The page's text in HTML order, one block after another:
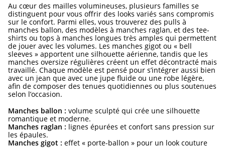
Au cœur des mailles volumineuses, plusieurs familles se
distinguent pour vous offrir des looks variés sans compromis
sur le confort. Parmi elles, vous trouverez des pulls à
manches ballon, des modèles à manches raglan, et des tee-
shirts ou tops à manches longues très amples qui permettent
de jouer avec les volumes. Les manches gigot ou « bell
sleeves » apportent une silhouette aérienne, tandis que les
manches oversize régulières créent un effet décontracté mais
travaillé. Chaque modèle est pensé pour s’intégrer aussi bien
avec un jean que avec une jupe fluide ou une robe légère,
afin de composer des tenues quotidiennes ou plus soutenues
selon l’occasion.
Manches ballon : volume sculpté qui crée une silhouette
romantique et moderne.
Manches raglan : lignes épurées et confort sans pression sur
les épaules.
Manches gigot : effet « porte-ballon » pour un look couture